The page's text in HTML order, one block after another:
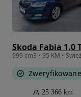
Skoda Fabia 1.0
25 366 km